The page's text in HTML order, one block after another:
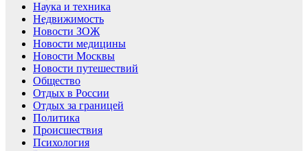
Наука и техника
Недвижимость
Новости ЗОЖ
Новости медицины
Новости Москвы
Новости путешествий
Общество
Отдых в России
Отдых за границей
Политика
Происшествия
Психология